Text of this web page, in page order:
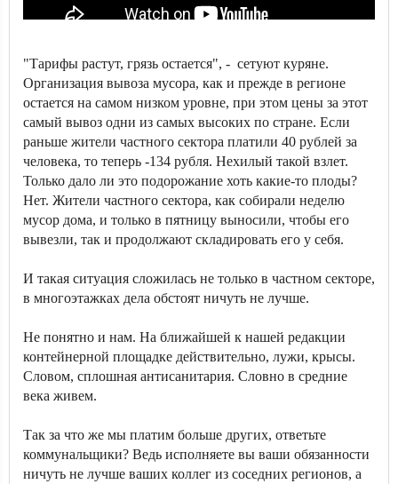
"Тарифы растут, грязь остается", - сетуют куряне.
Организация вывоза мусора, как и прежде в регионе
остается на самом низком уровне, при этом цены за этот
самый вывоз одни из самых высоких по стране. Если
раньше жители частного сектора платили 40 рублей за
человека, то теперь -134 рубля. Нехилый такой взлет.
Только дало ли это подорожание хоть какие-то плоды?
Нет. Жители частного сектора, как собирали неделю
мусор дома, и только в пятницу выносили, чтобы его
вывезли, так и продолжают складировать его у себя.
И такая ситуация сложилась не только в частном секторе,
в многоэтажках дела обстоят ничуть не лучше.
Не понятно и нам. На ближайшей к нашей редакции
контейнерной площадке действительно, лужи, крысы.
Словом, сплошная антисанитария. Словно в средние
века живем.
Так за что же мы платим больше других, ответьте
коммунальщики? Ведь исполняете вы ваши обязанности
ничуть не лучше ваших коллег из соседних регионов, а